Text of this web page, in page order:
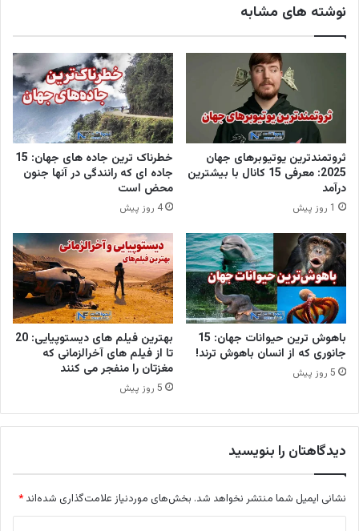
نوشته های مشابه
ثروتمندترین یوتیوبرهای جهان
2025: معرفی 15 کانال با بیشترین
درآمد
1 روز پیش
خطرناک ترین جاده های جهان: 15
جاده ای که رانندگی در آنها جنون
محض است
4 روز پیش
باهوش ترین حیوانات جهان: 15
جانوری که از انسان باهوش ترند!
5 روز پیش
بهترین فیلم های دیستوپیایی: 20
تا از فیلم های آخرالزمانی که
مغزتان را منفجر می کنند
5 روز پیش
دیدگاهتان را بنویسید
نشانی ایمیل شما منتشر نخواهد شد. بخش‌های موردنیاز علامت‌گذاری شده‌اند *